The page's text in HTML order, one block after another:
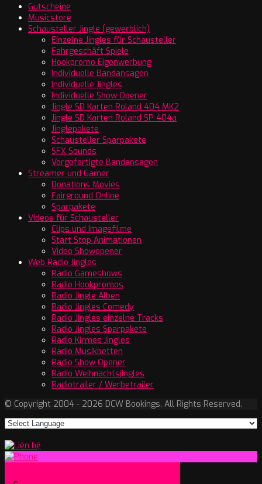
Gutscheine
Musicstore
Schausteller Jingle (gewerblich)
Einzelne Jingles für Schausteller
Fahrgeschäft Spiele
Hookpromo Eigenwerbung
Individuelle Bandansagen
Individuelle Jingles
Individuelle Show Opener
Jingle SD Karten Roland 404 MK2
Jingle SD Karten Roland SP 404a
Jinglepakete
Schausteller Sparpakete
SFX Sounds
Vorgefertigte Bandansagen
Streamer und Gamer
Donations Movies
Fairground Online
Sparpakete
Videos für Schausteller
Clips und Imagefilme
Start Stop Animationen
Video Showopener
Web Radio Jingles
Radio Gameshows
Radio Hookpromos
Radio Jingle Alben
Radio Jingles Comedy
Radio Jingles einzelne Tracks
Radio Jingles Sparpakete
Radio Kirmes Jingles
Radio Musikbetten
Radio Show Opener
Radio Weihnachtsjingles
Radiotrailer / Werbetrailer
© Copyright 2004 - 2026 DCW Bookings. All Rights Reserved.